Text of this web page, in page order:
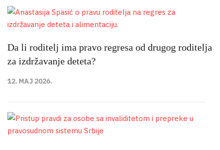
Da li roditelj ima pravo regresa od drugog roditelja
za izdržavanje deteta?
12. MAJ 2026.